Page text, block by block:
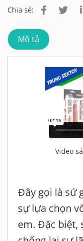
Chia sẻ:
Mô tả
​​​​​​​​​​​​​​​​​​​​​Video
Đây gọi là sứ
sự lựa chọn
em. Đặc biệt,